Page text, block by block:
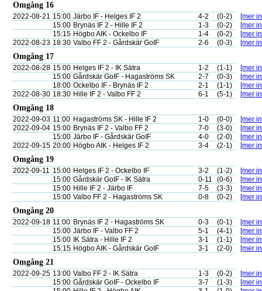
Omgång 16
2022-08-21 15:00 Järbo IF - Helges IF 2 4-2 (0-2)
[mer
15:00 Brynäs IF 2 - Hille IF 2 1-3 (0-2)
[mer
15:15 Högbo AIK - Ockelbo IF 1-4 (0-2)
[mer
2022-08-23 18:30 Valbo FF 2 - Gårdskär GoIF 2-6 (0-3) [mer
Omgång 17
2022-08-28 15:00 Helges IF 2 - IK Sätra 1-2 (1-1)
[mer
15:00 Gårdskär GoIF - Hagaströms SK 2-7 (0-3)
[mer
18:00 Ockelbo IF - Brynäs IF 2 2-1 (1-1)
[mer
2022-08-30 18:30 Hille IF 2 - Valbo FF 2 6-1 (5-1) [mer
Omgång 18
2022-09-03 11:00 Hagaströms SK - Hille IF 2 1-0 (0-0)
[mer
2022-09-04 15:00 Brynäs IF 2 - Valbo FF 2 7-0 (3-0)
[mer
15:00 Järbo IF - Gårdskär GoIF 4-0 (2-0)
[mer
2022-09-15 20:00 Högbo AIK - Helges IF 2 3-4 (2-1) [mer
Omgång 19
2022-09-11 15:00 Helges IF 2 - Ockelbo IF 3-2 (1-2)
[mer
15:00 Gårdskär GoIF - IK Sätra 0-11 (0-6)
[mer
15:00 Hille IF 2 - Järbo IF 7-5 (3-3)
[mer
15:00 Valbo FF 2 - Hagaströms SK 0-8 (0-2) [mer
Omgång 20
2022-09-18 11:00 Brynäs IF 2 - Hagaströms SK 0-3 (0-1)
[mer
15:00 Järbo IF - Valbo FF 2 5-1 (4-1)
[mer
15:00
IK Sätra - Hille IF 2 3-1 (1-1)
[mer
15:15 Högbo AIK - Gårdskär GoIF 3-1 (2-0) [mer
Omgång 21
2022-09-25 13:00 Valbo FF 2 - IK Sätra 1-3 (0-2)
[mer
15:00 Gårdskär GoIF - Ockelbo IF 3-7 (1-3)
[mer